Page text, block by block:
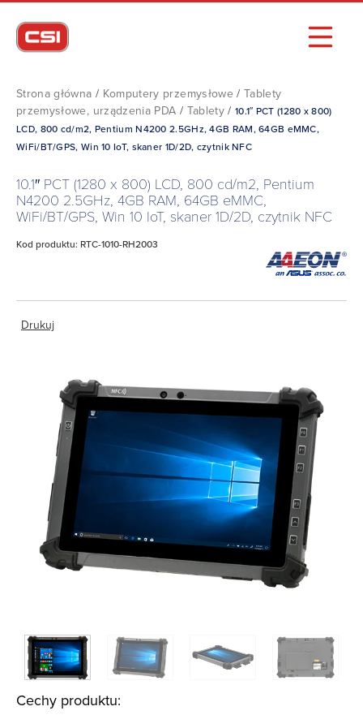
Strona główna / Komputery przemysłowe /Tablety
przemysłowe, urządzenia PDA / Tablety/10.1″ PCT (1280 x 800)
LCD, 800 cd/m2, Pentium N4200 2.5GHz, 4GB RAM, 64GB eMMC,
WiFi/BT/GPS, Win 10 IoT, skaner 1D/2D, czytnik NFC
10.1″ PCT (1280 x 800) LCD, 800 cd/m2, Pentium
N4200 2.5GHz, 4GB RAM, 64GB eMMC,
WiFi/BT/GPS, Win 10 IoT, skaner 1D/2D, czytnik NFC
Kod produktu: RTC-1010-RH2003
Drukuj
Cechy produktu: